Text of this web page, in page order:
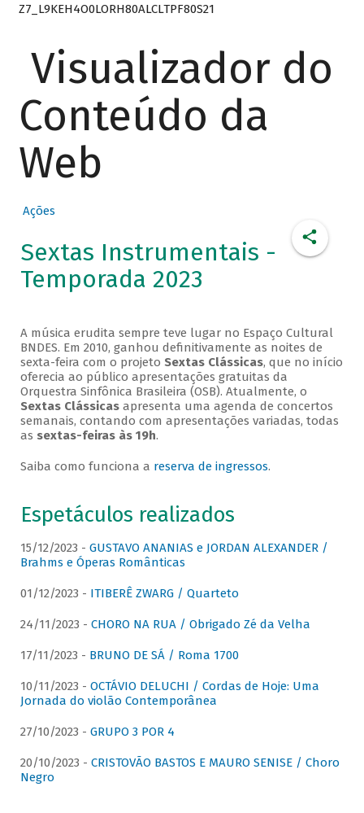
Z7_L9KEH4O0LORH80ALCLTPF80S21
Visualizador do
Conteúdo da
Web
Ações
Sextas Instrumentais -
Temporada 2023
A música erudita sempre teve lugar no Espaço Cultural
BNDES. Em 2010, ganhou definitivamente as noites de
sexta-feira com o projeto Sextas Clássicas, que no início
oferecia ao público apresentações gratuitas da
Orquestra Sinfônica Brasileira (OSB). Atualmente, o
Sextas Clássicasapresenta uma agenda de concertos
semanais, contando com apresentações variadas, todas
as sextas-feiras às 19h.
Saiba como funciona a reserva de ingressos.
Espetáculos realizados
15/12/2023 - GUSTAVO ANANIAS e JORDAN ALEXANDER /
Brahms e Óperas Românticas
01/12/2023 - ITIBERÊ ZWARG / Quarteto
24/11/2023 - CHORO NA RUA / Obrigado Zé da Velha
17/11/2023 - BRUNO DE SÁ / Roma 1700
10/11/2023 - OCTÁVIO DELUCHI / Cordas de Hoje: Uma
Jornada do violão Contemporânea
27/10/2023 - GRUPO 3 POR 4
20/10/2023 - CRISTOVÃO BASTOS E MAURO SENISE / Choro
Negro